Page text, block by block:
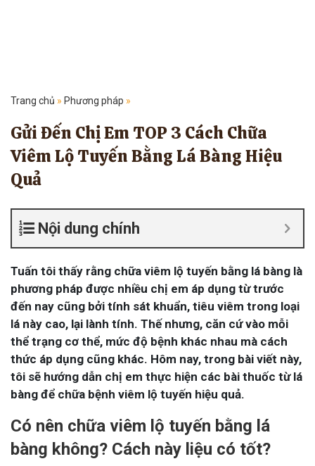
Trang chủ » Phương pháp »
Gửi Đến Chị Em TOP 3 Cách Chữa
Viêm Lộ Tuyến Bằng Lá Bàng Hiệu
Quả
Nội dung chính
Tuấn tôi thấy rằng chữa viêm lộ tuyến bằng lá bàng là
phương pháp được nhiều chị em áp dụng từ trước
đến nay cũng bởi tính sát khuẩn, tiêu viêm trong loại
lá này cao, lại lành tính. Thế nhưng, căn cứ vào mỗi
thể trạng cơ thể, mức độ bệnh khác nhau mà cách
thức áp dụng cũng khác. Hôm nay, trong bài viết này,
tôi sẽ hướng dẫn chị em thực hiện các bài thuốc từ lá
bàng để chữa bệnh viêm lộ tuyến hiệu quả.
Có nên chữa viêm lộ tuyến bằng lá
bàng không? Cách này liệu có tốt?